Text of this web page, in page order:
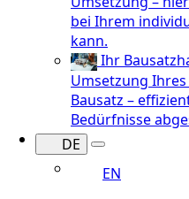
bei Ihrem
kann.
Ihr
Umsetzung
Bausatz –
Bedürfnisse
DE
EN